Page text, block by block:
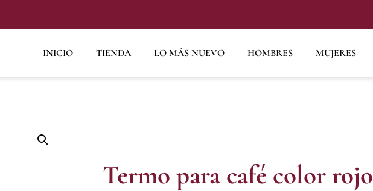
INICIO TIENDA LO MÁS NUEVO HOMBRES MUJERES
Termo para café color rojo